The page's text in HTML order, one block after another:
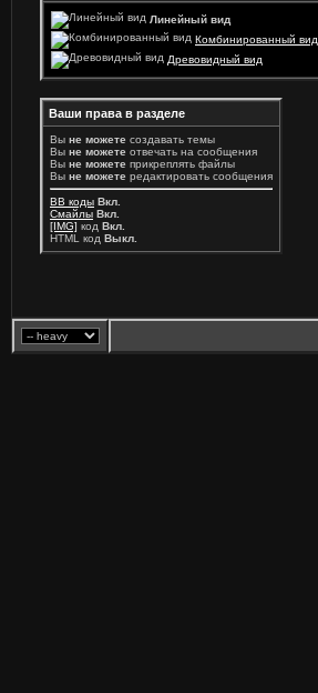
Линейный вид
Комбинированный вид
Древовидный вид
Ваши права в разделе
Вы не можете создавать темы
Вы не можете отвечать на сообщения
Вы не можете прикреплять файлы
Вы не можете редактировать сообщения
BB коды Вкл.
Смайлы Вкл.
[IMG] код Вкл.
HTML код Выкл.